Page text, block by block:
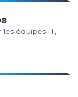
équipes IT,